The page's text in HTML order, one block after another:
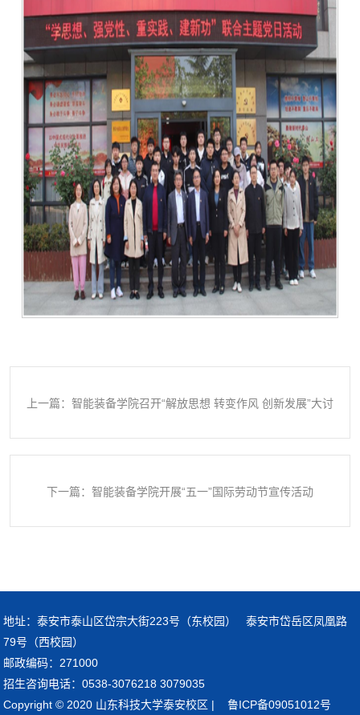
上一篇：智能装备学院召开“解放思想 转变作风 创新发展”大讨
下一篇：智能装备学院开展“五一”国际劳动节宣传活动
地址：泰安市泰山区岱宗大街223号（东校园） 泰安市岱岳区凤凰路
79号（西校园）
邮政编码：271000
招生咨询电话：0538-3076218 3079035
Copyright © 2020 山东科技大学泰安校区 | 鲁ICP备09051012号